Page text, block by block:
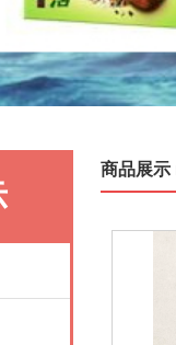
商品展示